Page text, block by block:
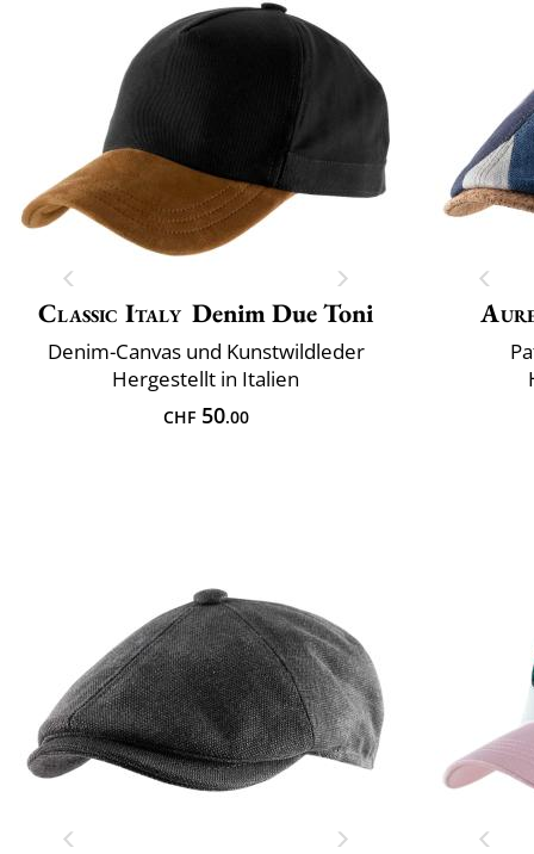
Classic Italy Denim Due Toni
Denim-Canvas und Kunstwildleder
Hergestellt in Italien
CHF50.00